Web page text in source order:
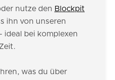
nutze den Blockpit
ihn von unseren
ideal bei komplexen
was du über